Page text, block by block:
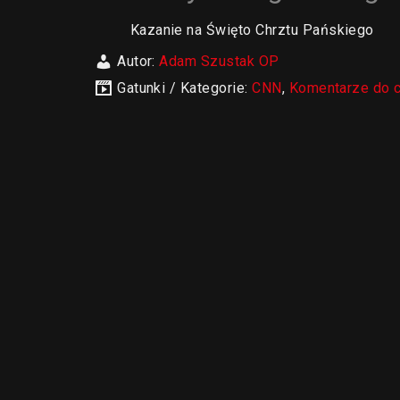
Kazanie na Święto Chrztu Pańskiego
Autor:Adam Szustak OP
Gatunki / Kategorie:CNN, Komentarze do